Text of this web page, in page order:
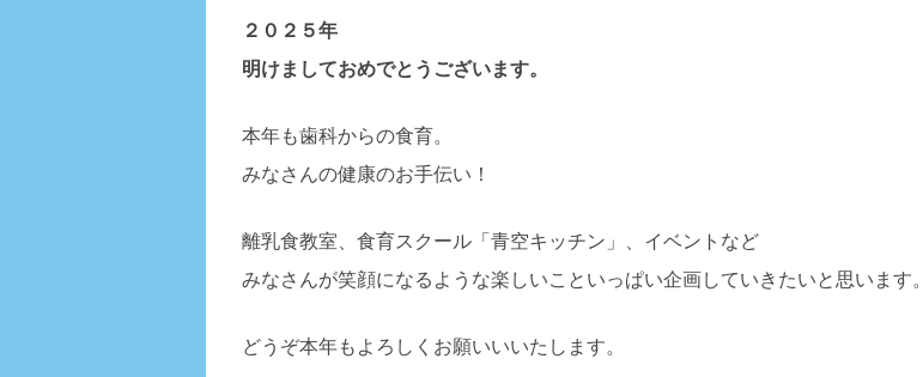
２０２５年
明けましておめでとうございます。
本年も歯科からの食育。
みなさんの健康のお手伝い！
離乳食教室、食育スクール「青空キッチン」、イベントなど
みなさんが笑顔になるような楽しいこといっぱい企画していきたいと思います。
どうぞ本年もよろしくお願いいいたします。